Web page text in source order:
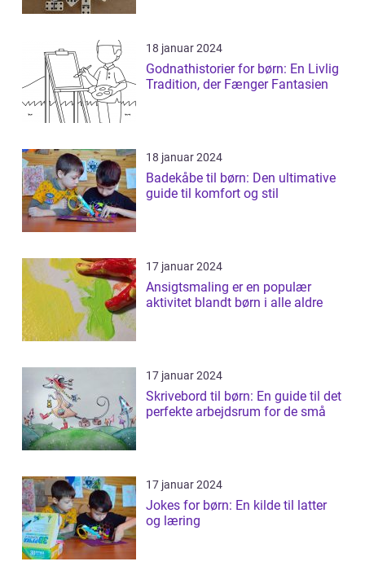
18 januar 2024
Godnathistorier for børn: En Livlig
Tradition, der Fænger Fantasien
18 januar 2024
Badekåbe til børn: Den ultimative
guide til komfort og stil
17 januar 2024
Ansigtsmaling er en populær
aktivitet blandt børn i alle aldre
17 januar 2024
Skrivebord til børn: En guide til det
perfekte arbejdsrum for de små
17 januar 2024
Jokes for børn: En kilde til latter
og læring